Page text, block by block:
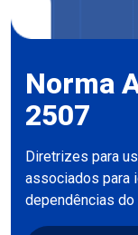
Norma
2507
Diretrizes para
associados para
dependências do